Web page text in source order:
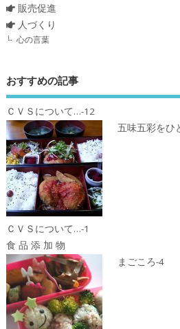
販売促進
人づくり
心の言葉
おすすめの記事
ＣＶＳについて…-12
五味五彩をひ
ＣＶＳについて…-1
食 品 添 加 物
まごころ-4